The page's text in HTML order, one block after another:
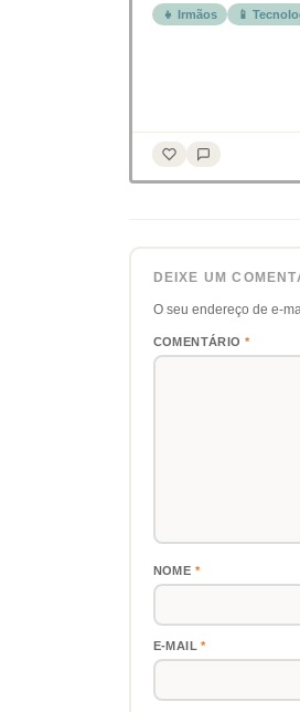
👧 Irmãos 📱
DEIXE UM
O seu endereço de e-
COMENTÁRIO *
NOME *
E-MAIL*